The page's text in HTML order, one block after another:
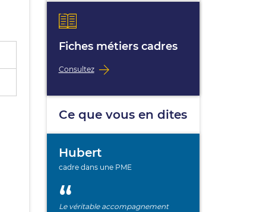
Fiches métiers cadres
Consultez
Ce que vous en dites
Hubert
cadre dans une PME
Le véritable accompagnement